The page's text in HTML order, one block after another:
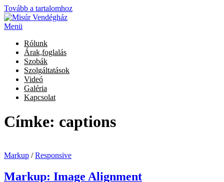
Tovább a tartalomhoz
Menü
Rólunk
Árak,foglalás
Szobák
Szolgáltatások
Videó
Galéria
Kapcsolat
Címke: captions
Markup /Responsive
Markup: Image Alignment